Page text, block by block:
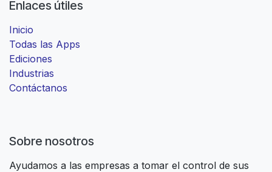
Enlaces útiles
Inicio
Todas las Apps
Ediciones
Industrias
Contáctanos
Sobre nosotros
Ayudamos a las empresas a tomar el control de sus